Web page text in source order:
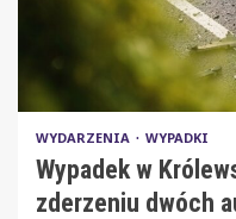
WYDARZENIA WYPADKI
Wypadek w
zderzeniu dwóch